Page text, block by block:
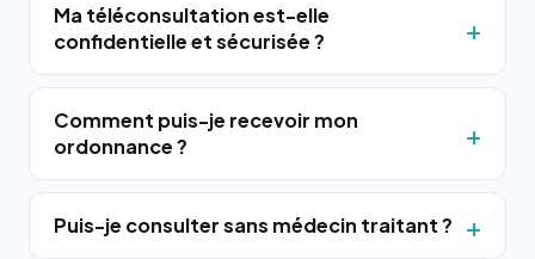
Ma téléconsultation est-elle
confidentielle et sécurisée ?
Comment puis-je recevoir mon
ordonnance ?
Puis-je consulter sans médecin traitant ?